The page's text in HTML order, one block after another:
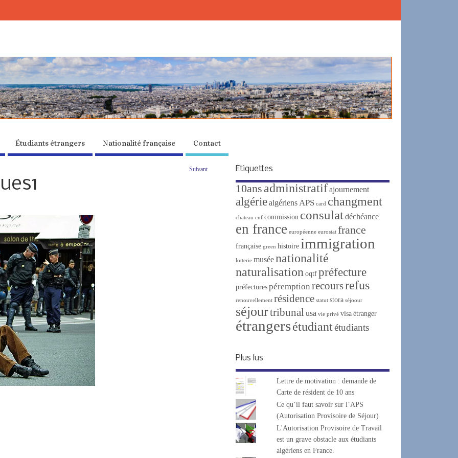
Étudiants étrangers Nationalité française Contact
Suivant Étiquettes
10ans administratif ajournement
algérie algériens APS card changment
chateau cnf commission consulat déchéance
en france européenne eurostat france
française green histoire immigration
lotterie musée nationalité
naturalisation oqtf préfecture
préfectures péremption recoursrefus
renouvellement résidence statut stora séjoour
séjourtribunal usa vie privé visa étranger
étrangersétudiantétudiants
Plus lus
Lettre de motivation : demande de
Carte de résident de 10 ans
Ce qu’il faut savoir sur l’APS
(Autorisation Provisoire de Séjour)
L'Autorisation Provisoire de Travail
est un grave obstacle aux étudiants
algériens en France.